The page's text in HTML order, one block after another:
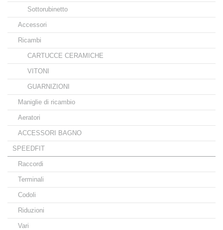
Sottorubinetto
Accessori
Ricambi
CARTUCCE CERAMICHE
VITONI
GUARNIZIONI
Maniglie di ricambio
Aeratori
ACCESSORI BAGNO
SPEEDFIT
Raccordi
Terminali
Codoli
Riduzioni
Vari